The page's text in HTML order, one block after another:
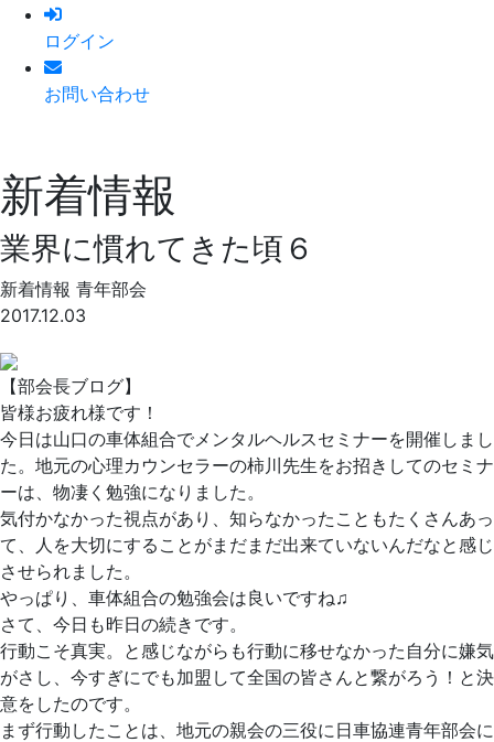
ログイン
お問い合わせ
新着情報
業界に慣れてきた頃６
新着情報 青年部会
2017.12.03
【部会長ブログ】
皆様お疲れ様です！
今日は山口の車体組合でメンタルヘルスセミナーを開催しまし
た。地元の心理カウンセラーの柿川先生をお招きしてのセミナ
ーは、物凄く勉強になりました。
気付かなかった視点があり、知らなかったこともたくさんあっ
て、人を大切にすることがまだまだ出来ていないんだなと感じ
させられました。
やっぱり、車体組合の勉強会は良いですね♫
さて、今日も昨日の続きです。
行動こそ真実。と感じながらも行動に移せなかった自分に嫌気
がさし、今すぎにでも加盟して全国の皆さんと繋がろう！と決
意をしたのです。
まず行動したことは、地元の親会の三役に日車協連青年部会に